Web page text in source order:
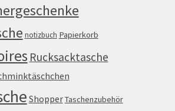
notizbuch Papierkorb
Rucksacktasche
ShopperTaschenzubehör